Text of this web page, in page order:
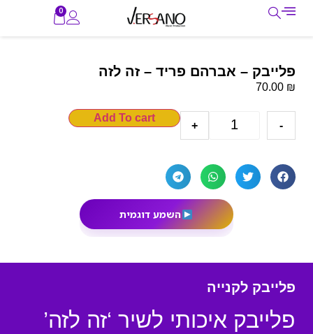
0
פלייבק – אברהם פריד – זה לזה
70.00 ₪
-
+
Add To cart
השמע דוגמית
פלייבק לקנייה
פלייבק איכותי לשיר ‘זה לזה’